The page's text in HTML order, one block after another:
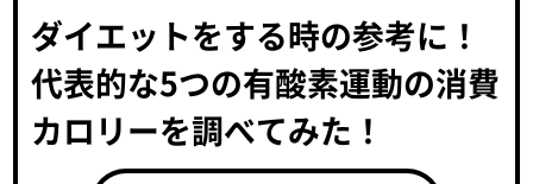
ダイエットをする時の参考に！
代表的な5つの有酸素運動の消費
カロリーを調べてみた！